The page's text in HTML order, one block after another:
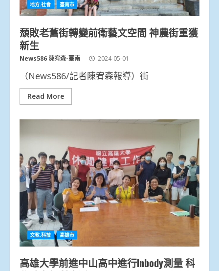
地方.社會 臺南市
頹敗老舊街轉變前衛藝文空間 神農街重獲
新生
News586 陳宥森-臺南 2024-05-01
（News586/記者陳宥森報導）街
Read More
文教.科技 高雄市
高雄大學前進中山高中進行Inbody測量 科